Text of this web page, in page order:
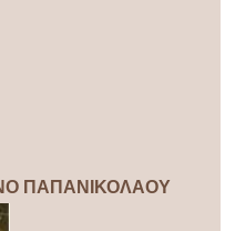
ΠΑΠΑΝΙΚΟΛΑΟΥ